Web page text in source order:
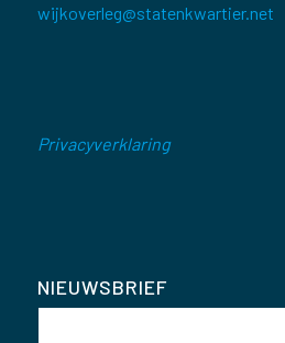
wijkoverleg@statenkwartier.net
Privacyverklaring
NIEUWSBRIEF